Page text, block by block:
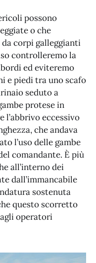
possono
o che
corpi galleggianti
controlleremo la
ed eviteremo
e piedi tra uno scafo
seduto a
protese in
eccessivo
che andava
l’uso delle gambe
comandante. È più
all’interno dei
dall’immancabile
sostenuta
questo scorretto
operatori